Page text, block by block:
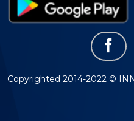
Copyrighted 2014-2022 ©